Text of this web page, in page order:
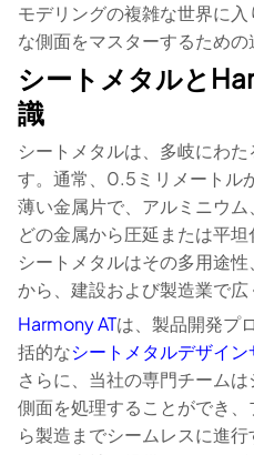
モデリングの複雑な世界に
な側面をマスターするための
シートメタルと
識
シートメタルは、多岐にわ
す。通常、0.5ミリメートル
薄い金属片で、アルミニウ
どの金属から圧延または平坦
シートメタルはその多用途
から、建設および製造業で広
Harmony ATは、製品開発プ
括的なシートメタルデザイン
さらに、当社の専門チーム
側面を処理することができ
ら製造までシームレスに進